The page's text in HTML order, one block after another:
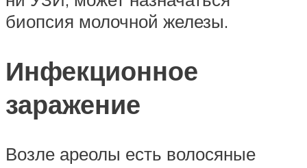
биопсия молочной железы.
Инфекционное
заражение
Возле ареолы есть волосяные